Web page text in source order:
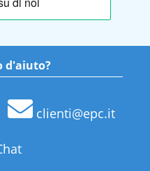
d'aiuto?
clienti@epc.it